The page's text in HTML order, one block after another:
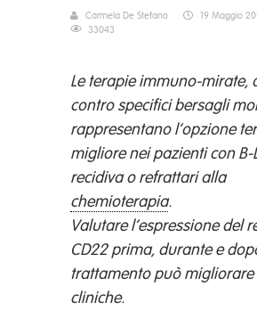
Carmela De Stefano
19 Maggio
33043
Le terapie immuno-mirate,
contro specifici bersagli
rappresentano l’opzione
migliore nei pazienti con B-
recidiva o refrattari alla
chemioterapia.
Valutare l’espressione del
CD22 prima, durante e
trattamento può migliorare
cliniche.